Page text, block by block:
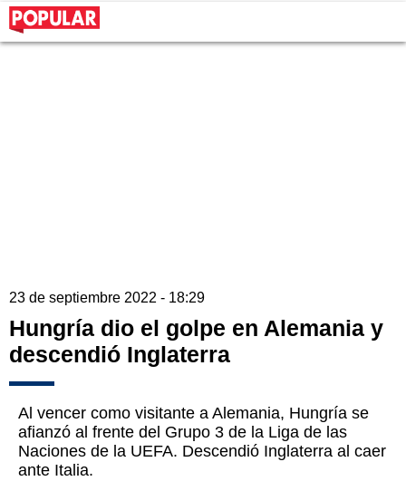
23 de septiembre 2022 - 18:29
Hungría dio el golpe en Alemania y
descendió Inglaterra
Al vencer como visitante a Alemania, Hungría se
afianzó al frente del Grupo 3 de la Liga de las
Naciones de la UEFA. Descendió Inglaterra al caer
ante Italia.